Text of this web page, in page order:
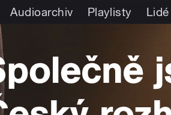
Audioarchiv Playlisty Lidé